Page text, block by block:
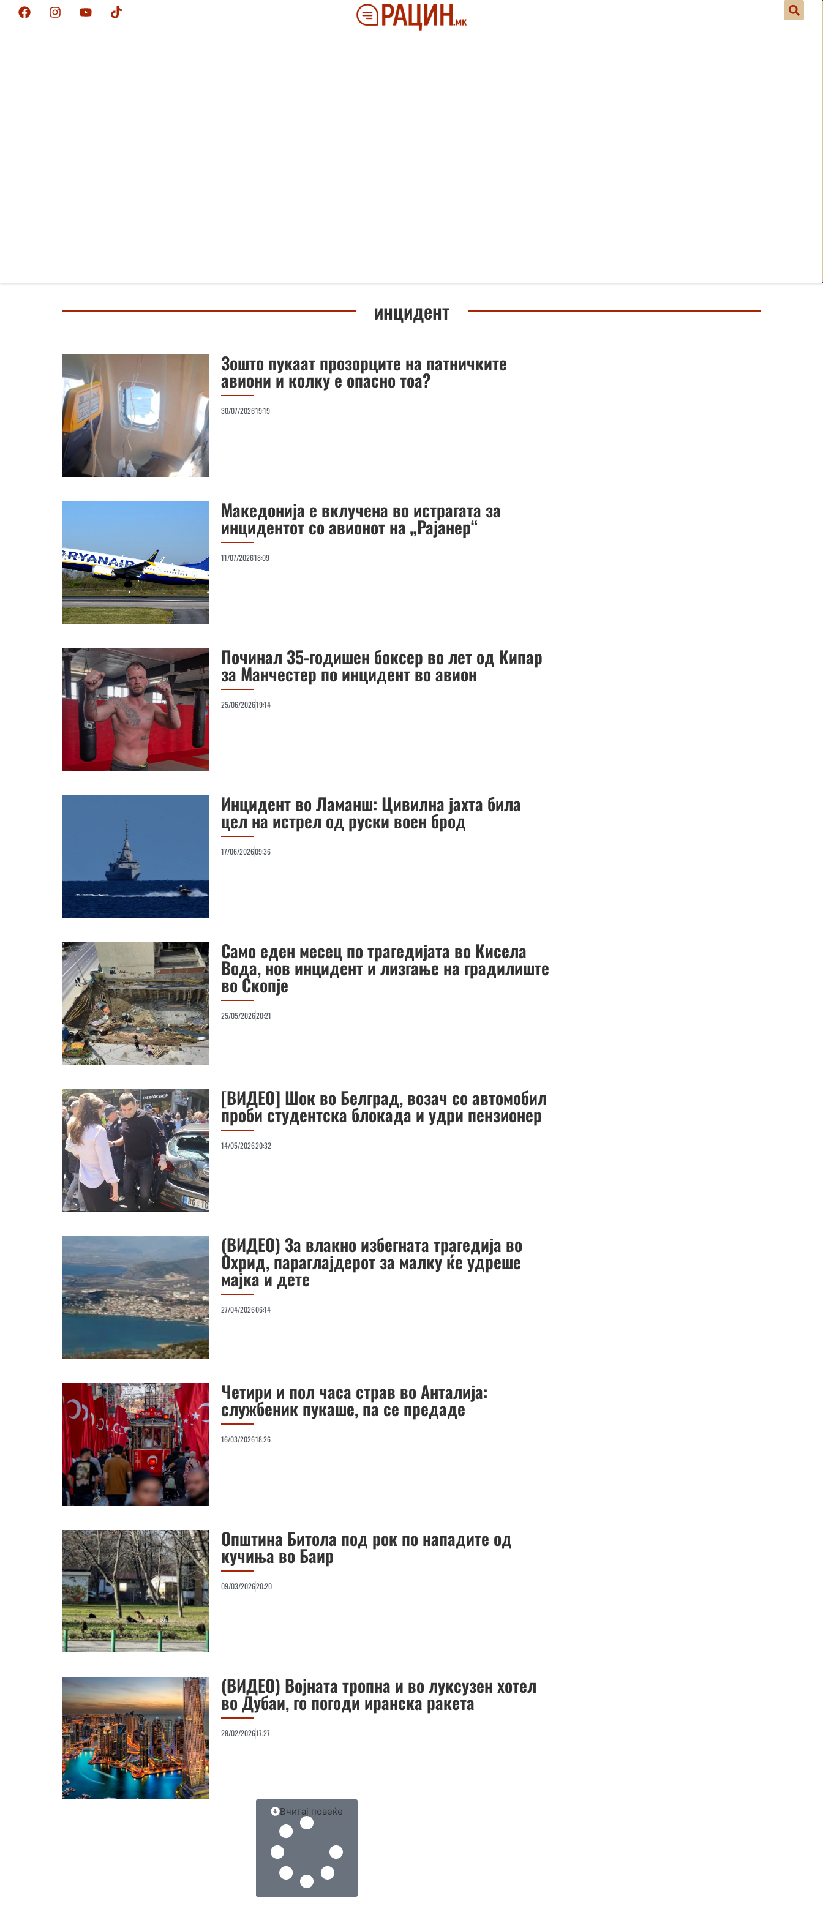
инцидент
Зошто пукаат прозорците на патничките
авиони и колку е опасно тоа?
30/07/202619:19
Македонија е вклучена во истрагата за
инцидентот со авионот на „Рајанер“
11/07/202618:09
Починал 35-годишен боксер во лет од Кипар
за Манчестер по инцидент во авион
25/06/202619:14
Инцидент во Ламанш: Цивилна јахта била
цел на истрел од руски воен брод
17/06/202609:36
Само еден месец по трагедијата во Кисела
Вода, нов инцидент и лизгање на градилиште
во Скопје
25/05/202620:21
[ВИДЕО] Шок во Белград, возач со автомобил
проби студентска блокада и удри пензионер
14/05/202620:32
(ВИДЕО) За влакно избегната трагедија во
Охрид, параглајдерот за малку ќе удреше
мајка и дете
27/04/202606:14
Четири и пол часа страв во Анталија:
службеник пукаше, па се предаде
16/03/202618:26
Општина Битола под рок по нападите од
кучиња во Баир
09/03/202620:20
(ВИДЕО) Војната тропна и во луксузен хотел
во Дубаи, го погоди иранска ракета
28/02/202617:27
Вчитај повеќе